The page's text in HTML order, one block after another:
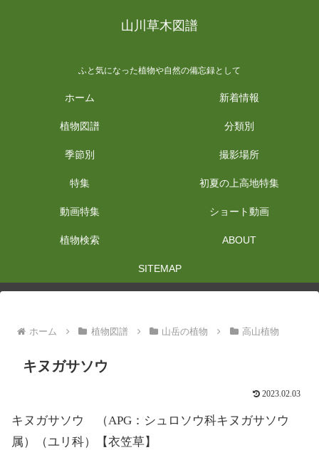
山川草木図譜
ふと気になった植物や自然の備忘録として
ホーム 新着情報
植物図譜 分類別
季節別 撮影場所
特集 初夏の上高地特集
動画特集 ショート動画
植物検索 ABOUT
SITEMAP
ホーム 植物図譜 山岳の植物 高山植物
キヌガサソウ
2023.02.03
キヌガサソウ （APG：シュロソウ科キヌガサソウ
属）（ユリ科）【衣笠草】